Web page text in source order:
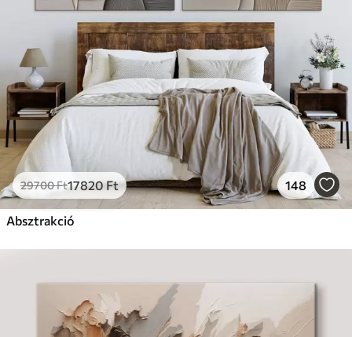
29700Ft17820Ft 148
Absztrakció